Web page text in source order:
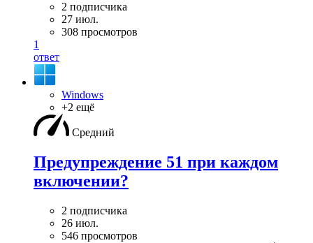
2 подписчика
27 июл.
308 просмотров
1
ответ
Windows
+2 ещё
Средний
Предупреждение 51 при каждом
включении?
2 подписчика
26 июл.
546 просмотров